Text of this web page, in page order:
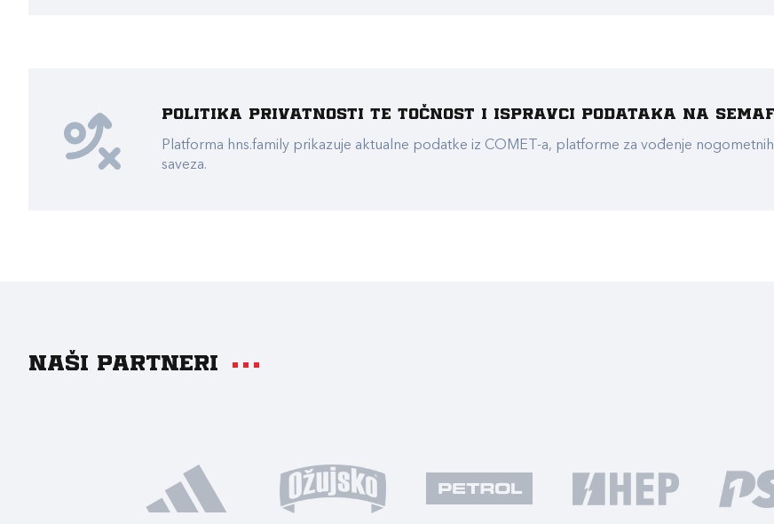
Politika privatnosti te točnost i ispravci podataka na
Platforma hns.family prikazuje aktualne podatke iz COMET-a, platforme za vođenje
saveza.
Naši partneri